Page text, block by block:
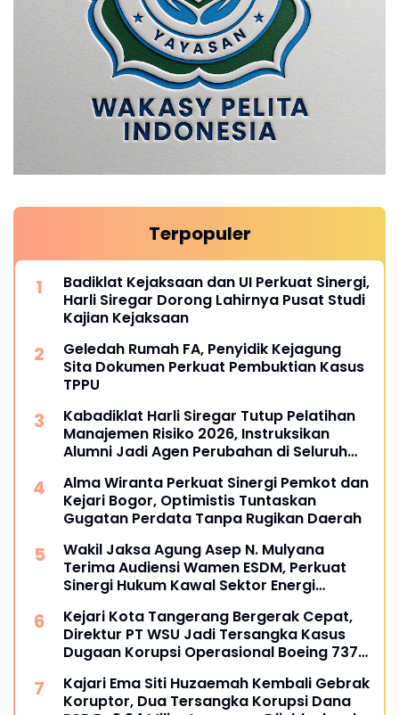
Terpopuler
Badiklat Kejaksaan dan UI Perkuat Sinergi,
Harli Siregar Dorong Lahirnya Pusat Studi
Kajian Kejaksaan
Geledah Rumah FA, Penyidik Kejagung
Sita Dokumen Perkuat Pembuktian Kasus
TPPU
Kabadiklat Harli Siregar Tutup Pelatihan
Manajemen Risiko 2026, Instruksikan
Alumni Jadi Agen Perubahan di Seluruh
Alma Wiranta Perkuat Sinergi Pemkot dan
Kejari Bogor, Optimistis Tuntaskan
Gugatan Perdata Tanpa Rugikan Daerah
Wakil Jaksa Agung Asep N. Mulyana
Terima Audiensi Wamen ESDM, Perkuat
Sinergi Hukum Kawal Sektor Energi
Kejari Kota Tangerang Bergerak Cepat,
Direktur PT WSU Jadi Tersangka Kasus
Dugaan Korupsi Operasional Boeing 737-
Kajari Ema Siti Huzaemah Kembali Gebrak
Koruptor, Dua Tersangka Korupsi Dana